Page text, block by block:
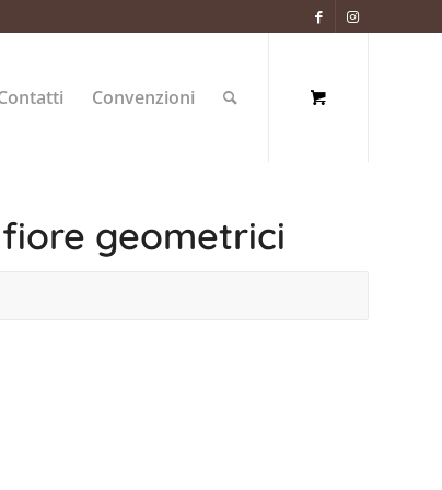
Convenzioni
geometrici